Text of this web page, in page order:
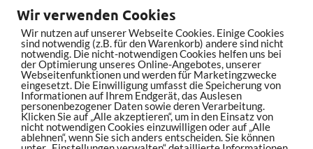
Wir verwenden Cookies
Wir nutzen auf unserer Webseite Cookies. Einige Cookies
sind notwendig (z.B. für den Warenkorb) andere sind nicht
notwendig. Die nicht-notwendigen Cookies helfen uns bei
der Optimierung unseres Online-Angebotes, unserer
Webseitenfunktionen und werden für Marketingzwecke
eingesetzt. Die Einwilligung umfasst die Speicherung von
Informationen auf Ihrem Endgerät, das Auslesen
personenbezogener Daten sowie deren Verarbeitung.
Klicken Sie auf „Alle akzeptieren“, um in den Einsatz von
nicht notwendigen Cookies einzuwilligen oder auf „Alle
ablehnen“, wenn Sie sich anders entscheiden. Sie können